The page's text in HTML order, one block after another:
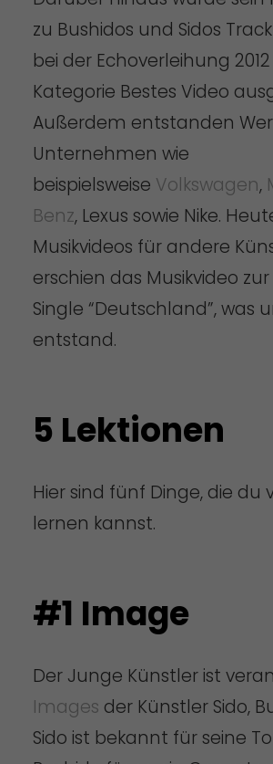
zu Bushidos und Sidos
bei der Echoverleihung
Kategorie Bestes Video
Außerdem entstanden
Unternehmen wie
beispielsweise Volkswagen,
Benz, Lexus sowie Nike.
Musikvideos für andere
erschien das Musikvideo zur
Single “Deutschland”, was
entstand.
5 Lektionen
Hier sind fünf Dinge, die du
lernen kannst.
#1 Image
Der Junge Künstler ist
Images der Künstler Sido,
Sido ist bekannt für seine